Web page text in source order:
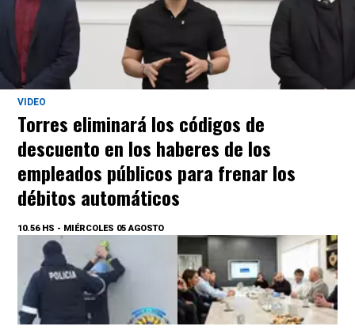
VIDEO
Torres eliminará los códigos de
descuento en los haberes de los
empleados públicos para frenar los
débitos automáticos
10.56 HS - MIÉRCOLES 05 AGOSTO